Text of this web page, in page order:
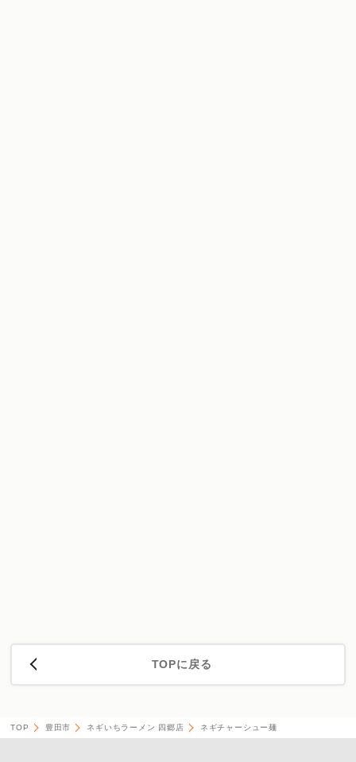
TOPに戻る
TOP 豊田市 ネギいちラーメン 四郷店 ネギチャーシュー麺